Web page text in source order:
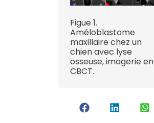
Figue 1.
Améloblastome
maxillaire chez un
chien avec lyse
osseuse, imagerie en
CBCT.